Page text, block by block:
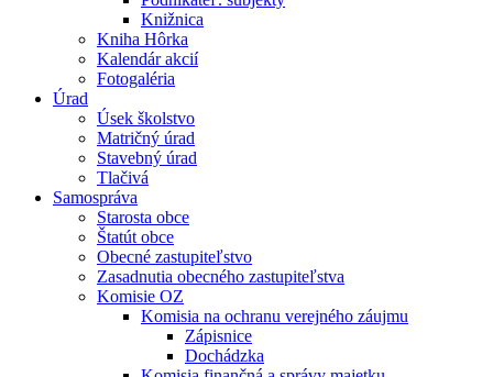
Knižnica
Kniha Hôrka
Kalendár akcií
Fotogaléria
Úrad
Úsek školstvo
Matričný úrad
Stavebný úrad
Tlačivá
Samospráva
Starosta obce
Štatút obce
Obecné zastupiteľstvo
Zasadnutia obecného zastupiteľstva
Komisie OZ
Komisia na ochranu verejného záujmu
Zápisnice
Dochádzka